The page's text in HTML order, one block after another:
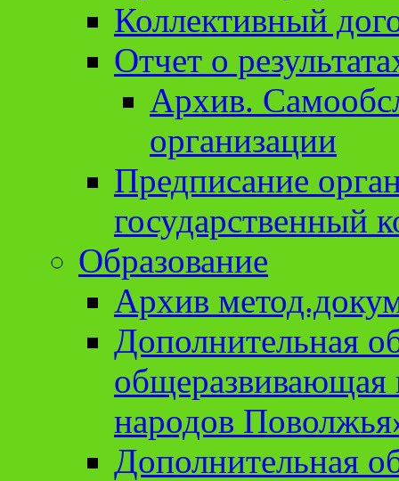
Коллективный
Отчет о
Архив.
организации
Предписание
государственный
Образование
Архив
Дополнительная
народов
Дополнительная